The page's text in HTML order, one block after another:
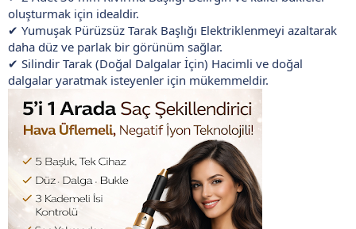
oluşturmak için idealdir.
✔ Yumuşak Pürüzsüz Tarak Başlığı Elektriklenmeyi azaltarak
daha düz ve parlak bir görünüm sağlar.
✔ Silindir Tarak (Doğal Dalgalar İçin) Hacimli ve doğal
dalgalar yaratmak isteyenler için mükemmeldir.